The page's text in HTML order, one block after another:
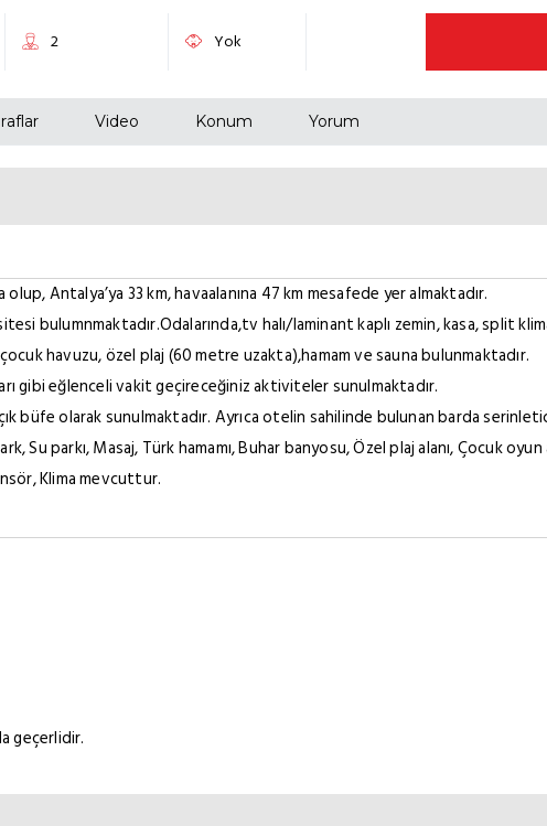
Video Konum Yorum
Antalya’ya 33 km, havaalanına 47 km mesafede yer almaktadır.
bulumnmaktadır.Odalarında,tv halı/laminant kaplı zemin, kasa, split
havuzu, özel plaj (60 metre uzakta),hamam ve sauna bulunmaktadır.
gibi eğlenceli vakit geçireceğiniz aktiviteler sunulmaktadır.
büfe olarak sunulmaktadır. Ayrıca otelin sahilinde bulunan barda
Su parkı, Masaj, Türk hamamı, Buhar banyosu, Özel plaj alanı, Çocuk
Klima mevcuttur.
geçerlidir.